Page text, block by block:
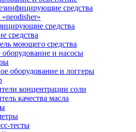
средства
средства
средства
моющего средства
и насосы
оборудование и логгеры
концентрации соли
качества масла
тесты